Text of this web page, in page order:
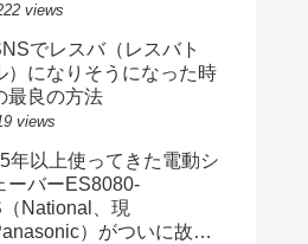
views
でレスバ（レスバト
）になりそうになった時
最良の方法
views
年以上使ってきた電動シ
ーバーES8080-
National、現
）がついに故障